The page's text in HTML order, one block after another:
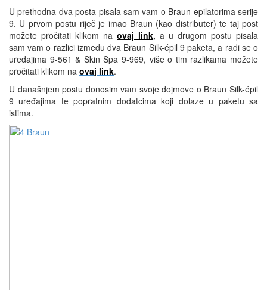
U prethodna dva posta pisala sam vam o Braun epilatorima serije
9. U prvom postu riječ je imao Braun (kao distributer) te taj post
možete pročitati klikom na ovaj link, a u drugom postu pisala
sam vam o razlici između dva Braun Silk-épil 9 paketa, a radi se o
uređajima 9-561 & Skin Spa 9-969, više o tim razlikama možete
pročitati klikom na ovaj link.
U današnjem postu donosim vam svoje dojmove o Braun Silk-épil
9 uređajima te popratnim dodatcima koji dolaze u paketu sa
istima.